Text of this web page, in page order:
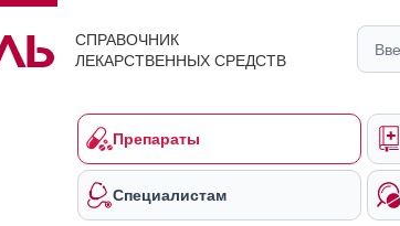
СПРАВОЧНИК
ЛЕКАРСТВЕННЫХ СРЕДСТВ
Препараты
Специалистам